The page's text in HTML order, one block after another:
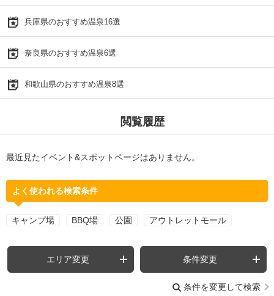
兵庫県のおすすめ温泉16選
奈良県のおすすめ温泉6選
和歌山県のおすすめ温泉8選
閲覧履歴
最近見たイベント&スポットページはありません。
よく使われる検索条件
キャンプ場 BBQ場 公園 アウトレットモール
エリア変更 条件変更
条件を変更して検索